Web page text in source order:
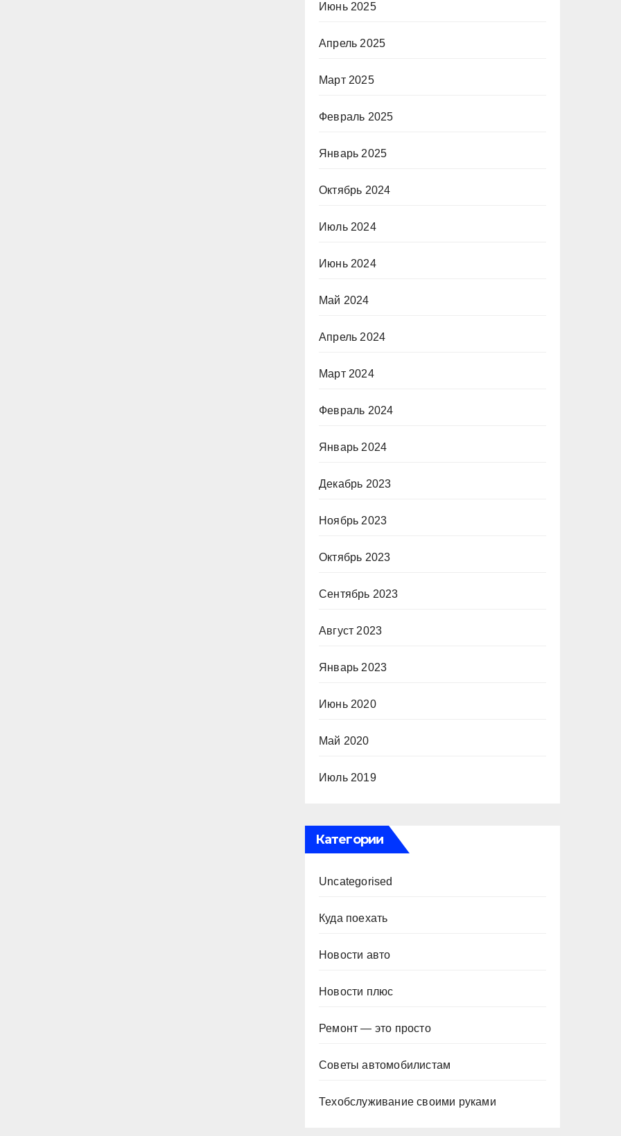
Июнь 2025
Апрель 2025
Март 2025
Февраль 2025
Январь 2025
Октябрь 2024
Июль 2024
Июнь 2024
Май 2024
Апрель 2024
Март 2024
Февраль 2024
Январь 2024
Декабрь 2023
Ноябрь 2023
Октябрь 2023
Сентябрь 2023
Август 2023
Январь 2023
Июнь 2020
Май 2020
Июль 2019
Категории
Uncategorised
Куда поехать
Новости авто
Новости плюс
Ремонт — это просто
Советы автомобилистам
Техобслуживание своими руками